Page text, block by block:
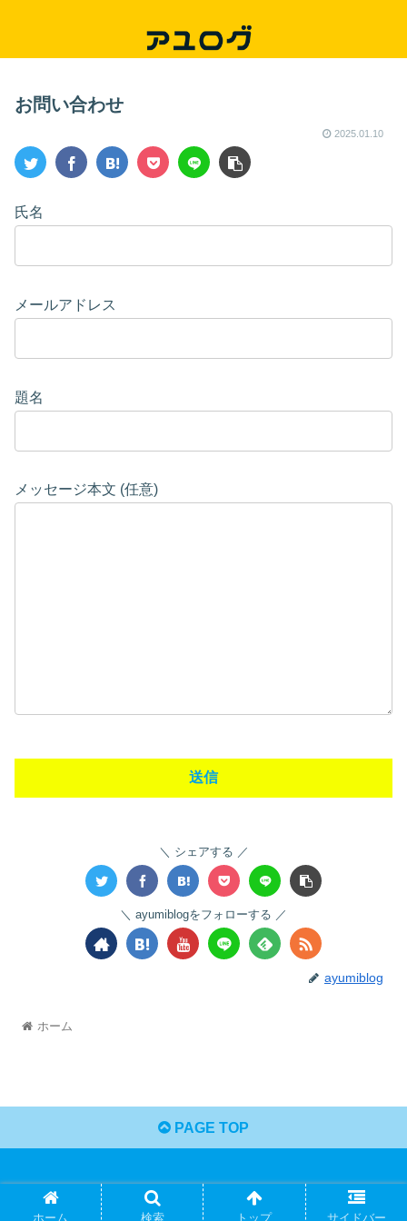
お問い合わせ
2025.01.10
氏名
メールアドレス
題名
メッセージ本文 (任意)
シェアする
ayumiblogをフォローする
ayumiblog
ホーム
PAGE TOP
© 2025 アユログ.
ホーム 検索 トップ サイドバー